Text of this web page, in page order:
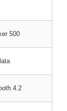
500
4.2